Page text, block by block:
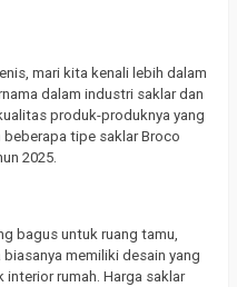
mari kita kenali lebih dalam
dalam industri saklar dan
produk-produknya yang
beberapa tipe saklar Broco
2025.
bagus untuk ruang tamu,
memiliki desain yang
rumah. Harga saklar